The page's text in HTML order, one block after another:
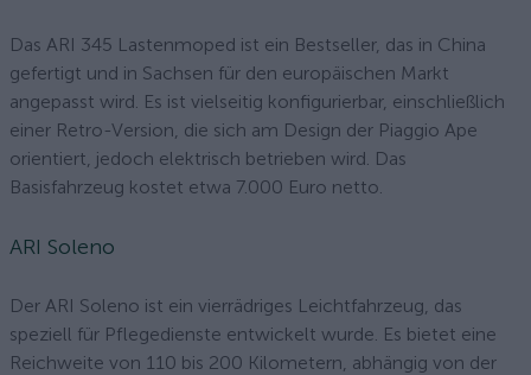
Das ARI 345 Lastenmoped ist ein Bestseller, das in China
gefertigt und in Sachsen für den europäischen Markt
angepasst wird. Es ist vielseitig konfigurierbar, einschließlich
einer Retro-Version, die sich am Design der Piaggio Ape
orientiert, jedoch elektrisch betrieben wird. Das
Basisfahrzeug kostet etwa 7.000 Euro netto.
ARI Soleno
Der ARI Soleno ist ein vierrädriges Leichtfahrzeug, das
speziell für Pflegedienste entwickelt wurde. Es bietet eine
Reichweite von 110 bis 200 Kilometern, abhängig von der